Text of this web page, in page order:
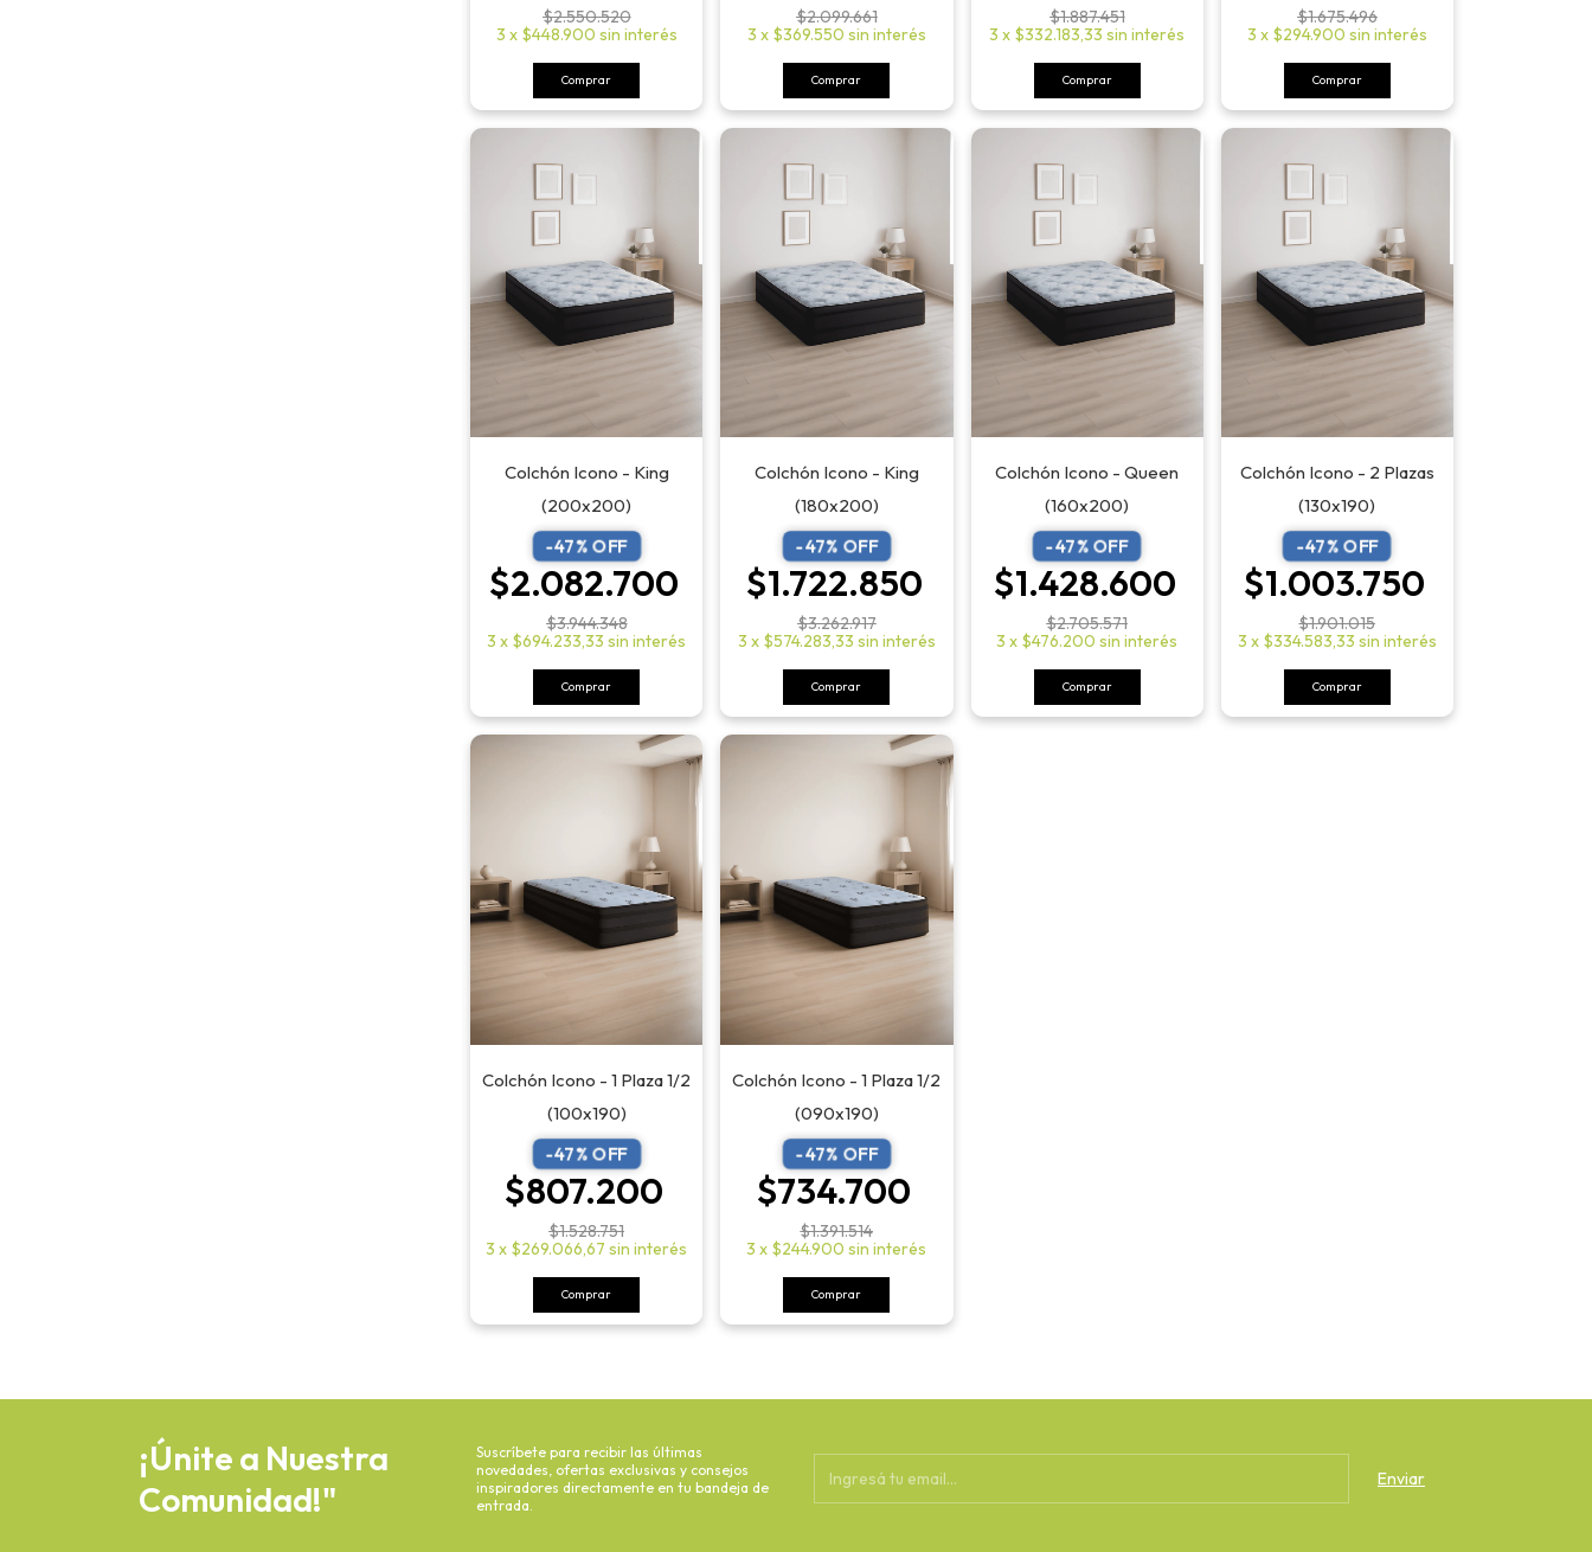
$2.550.520
3 x $448.900 sin interés
Comprar
$2.099.661
3 x $369.550 sin interés
Comprar
$1.887.451
3 x $332.183,33 sin interés
Comprar
$1.675.496
3 x $294.900 sin interés
Comprar
Colchón Icono - King
(200x200)
-47% OFF
$2.082.700
$3.944.348
3 x $694.233,33 sin interés
Comprar
Colchón Icono - King
(180x200)
-47% OFF
$1.722.850
$3.262.917
3 x $574.283,33 sin interés
Comprar
Colchón Icono - Queen
(160x200)
-47% OFF
$1.428.600
$2.705.571
3 x $476.200 sin interés
Comprar
Colchón Icono - 2 Plazas
(130x190)
-47% OFF
$1.003.750
$1.901.015
3 x $334.583,33 sin interés
Comprar
Colchón Icono - 1 Plaza 1/2
(100x190)
-47% OFF
$807.200
$1.528.751
3 x $269.066,67 sin interés
Comprar
Colchón Icono - 1 Plaza 1/2
(090x190)
-47% OFF
$734.700
$1.391.514
3 x $244.900 sin interés
Comprar
¡Únite a Nuestra
Comunidad!"
Suscríbete para recibir las últimas
novedades, ofertas exclusivas y consejos
inspiradores directamente en tu bandeja de
entrada.